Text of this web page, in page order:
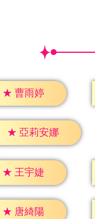
★ 曹雨婷
★ 亞莉安娜
★ 王宇婕
★ 唐綺陽